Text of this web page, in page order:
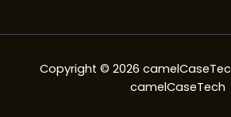
Copyright © 2026
camelCaseTech